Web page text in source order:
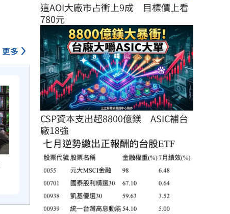
更多
這AOI大廠市占衝上9成　目標價上看
780元
CSP資本支出超8800億鎂　ASIC補台
廠18強